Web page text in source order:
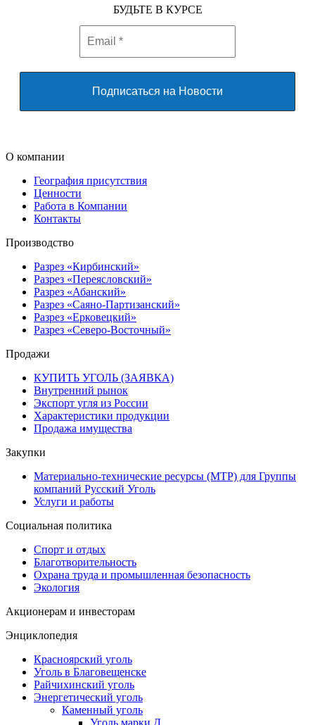
БУДЬТЕ В КУРСЕ
О компании
География присутствия
Ценности
Работа в Компании
Контакты
Производство
Разрез «Кирбинский»
Разрез «Переясловский»
Разрез «Абанский»
Разрез «Саяно-Партизанский»
Разрез «Ерковецкий»
Разрез «Северо-Восточный»
Продажи
КУПИТЬ УГОЛЬ (ЗАЯВКА)
Внутренний рынок
Экспорт угля из России
Характеристики продукции
Продажа имущества
Закупки
Материально-технические ресурсы (МТР) для Группы
компаний Русский Уголь
Услуги и работы
Социальная политика
Спорт и отдых
Благотворительность
Охрана труда и промышленная безопасность
Экология
Акционерам и инвесторам
Энциклопедия
Красноярский уголь
Уголь в Благовещенске
Райчихинский уголь
Энергетический уголь
Каменный уголь
Уголь марки Д